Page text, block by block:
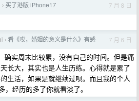
› 买了港版 iPhone17 7 月 8 日
› 看《哎，婚姻的意义是什么》有感 7 月 6 日
确实周末比较累，没有自己的时间。但是痛
长大，其实也是人生历练。心得就是累了
生活，如果是就继续过呗。而且我的个人
经历的多了你就看淡了。